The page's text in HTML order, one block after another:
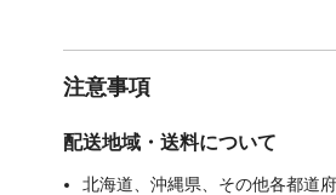
注意事項
配送地域・送料について
北海道、沖縄県、その他各都道